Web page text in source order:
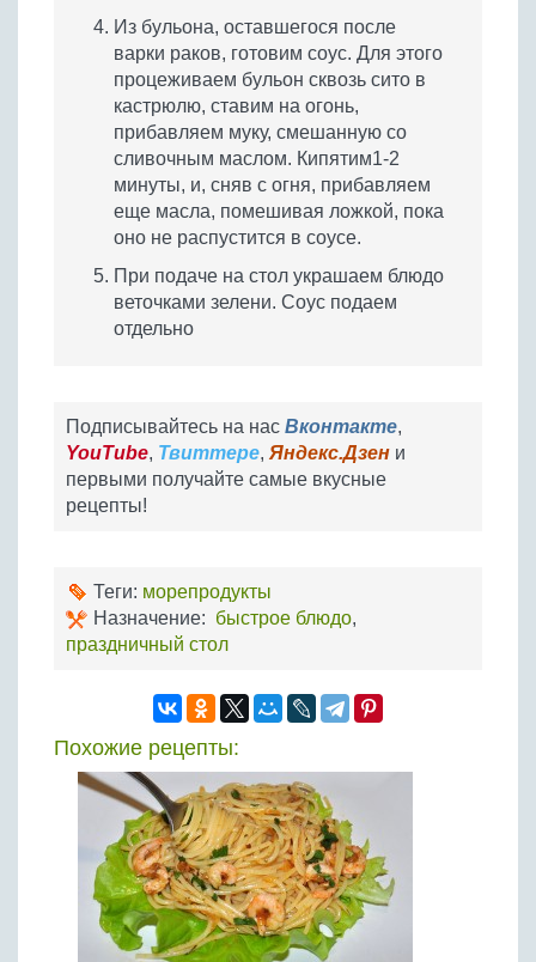
Из бульона, оставшегося после
варки раков, готовим соус. Для этого
процеживаем бульон сквозь сито в
кастрюлю, ставим на огонь,
прибавляем муку, смешанную со
сливочным маслом. Кипятим1-2
минуты, и, сняв с огня, прибавляем
еще масла, помешивая ложкой, пока
оно не распустится в соусе.
При подаче на стол украшаем блюдо
веточками зелени. Соус подаем
отдельно
Подписывайтесь на нас Вконтакте,
YouTube, Твиттере, Яндекс.Дзен и
первыми получайте самые вкусные
рецепты!
Теги: морепродукты
Назначение: быстрое блюдо,
праздничный стол
Похожие рецепты: